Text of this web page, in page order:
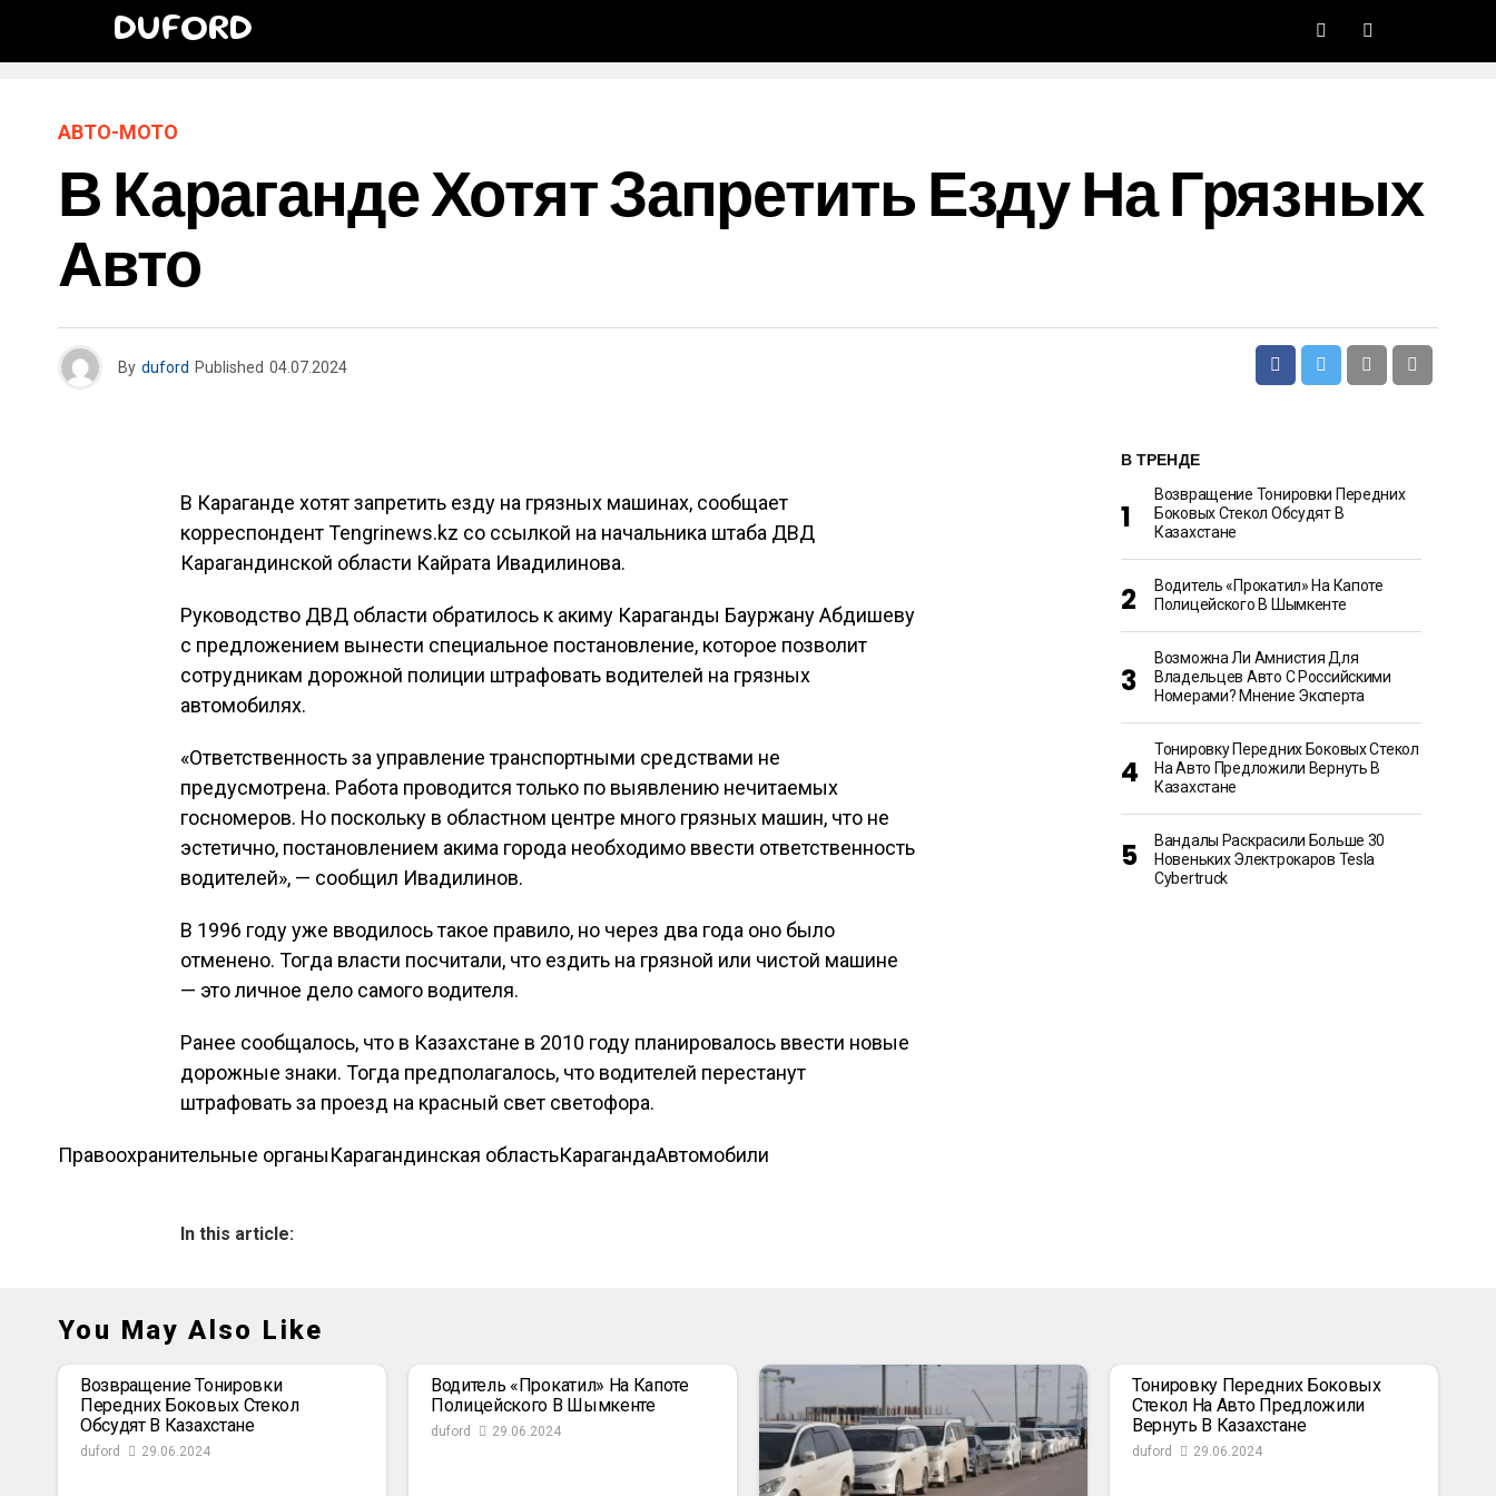
DUFORD
АВТО-МОТО
В Караганде Хотят Запретить Езду На Грязных
Авто
By duford Published 04.07.2024
В Караганде хотят запретить езду на грязных машинах, сообщает
корреспондент Tengrinews.kz со ссылкой на начальника штаба ДВД
Карагандинской области Кайрата Ивадилинова.
Руководство ДВД области обратилось к акиму Караганды Бауржану Абдишеву
с предложением вынести специальное постановление, которое позволит
сотрудникам дорожной полиции штрафовать водителей на грязных
автомобилях.
«Ответственность за управление транспортными средствами не
предусмотрена. Работа проводится только по выявлению нечитаемых
госномеров. Но поскольку в областном центре много грязных машин, что не
эстетично, постановлением акима города необходимо ввести ответственность
водителей», — сообщил Ивадилинов.
В 1996 году уже вводилось такое правило, но через два года оно было
отменено. Тогда власти посчитали, что ездить на грязной или чистой машине
— это личное дело самого водителя.
Ранее сообщалось, что в Казахстане в 2010 году планировалось ввести новые
дорожные знаки. Тогда предполагалось, что водителей перестанут
штрафовать за проезд на красный свет светофора.
Правоохранительные органыКарагандинская областьКарагандаАвтомобили
In this article:
В ТРЕНДЕ
Возвращение Тонировки Передних
Боковых Стекол Обсудят В
Казахстане
Водитель «прокатил» На Капоте
Полицейского В Шымкенте
Возможна Ли Амнистия Для
Владельцев Авто С Российскими
Номерами? Мнение Эксперта
Тонировку Передних Боковых Стекол
На Авто Предложили Вернуть В
Казахстане
Вандалы Раскрасили Больше 30
Новеньких Электрокаров Tesla
Cybertruck
You May Also Like
Возвращение Тонировки
Передних Боковых Стекол
Обсудят В Казахстане
duford 29.06.2024
Водитель «прокатил» На Капоте
Полицейского В Шымкенте
duford 29.06.2024
Тонировку Передних Боковых
Стекол На Авто Предложили
Вернуть В Казахстане
duford 29.06.2024